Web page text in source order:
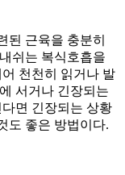
된 근육을 충분히
쉬는 복식호흡을
천천히 읽거나 발
서거나 긴장되는
면 긴장되는 상황
도 좋은 방법이다.